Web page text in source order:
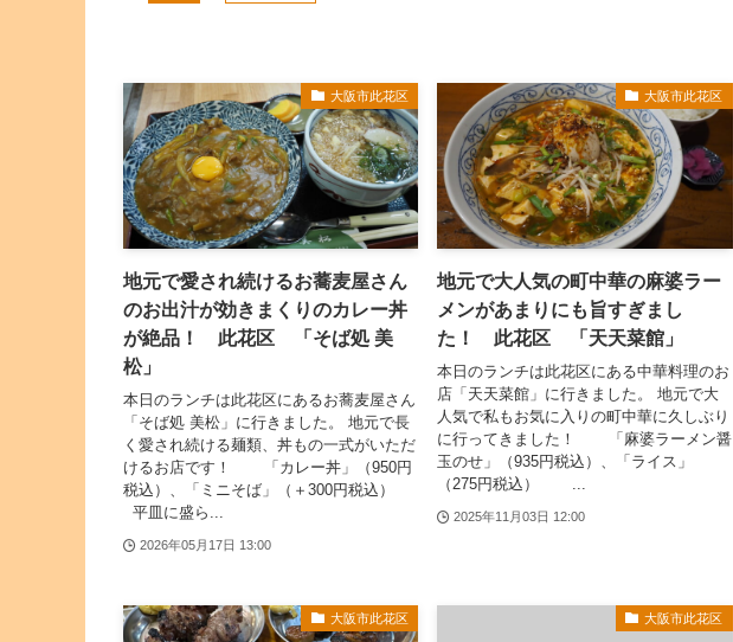
大阪市此花区
地元で愛され続けるお蕎麦屋さん
のお出汁が効きまくりのカレー丼
が絶品！ 此花区 「そば処 美
松」
本日のランチは此花区にあるお蕎麦屋さん
「そば処 美松」に行きました。 地元で長
く愛され続ける麺類、丼もの一式がいただ
けるお店です！ 「カレー丼」（950円
税込）、「ミニそば」（＋300円税込）
平皿に盛ら...
2026年05月17日 13:00
大阪市此花区
地元で大人気の町中華の麻婆ラー
メンがあまりにも旨すぎまし
た！ 此花区 「天天菜館」
本日のランチは此花区にある中華料理のお
店「天天菜館」に行きました。 地元で大
人気で私もお気に入りの町中華に久しぶり
に行ってきました！ 「麻婆ラーメン醤
玉のせ」（935円税込）、「ライス」
（275円税込） ...
2025年11月03日 12:00
大阪市此花区 大阪市此花区